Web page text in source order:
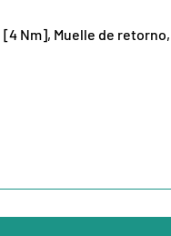
Nm], Muelle de retorno,